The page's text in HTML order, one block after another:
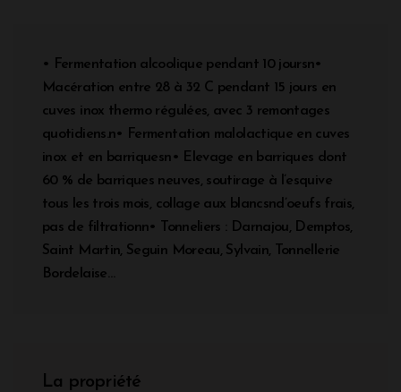
• Fermentation alcoolique pendant 10 joursn•
Macération entre 28 à 32 C pendant 15 jours en
cuves inox thermo régulées, avec 3 remontages
quotidiens.n• Fermentation malolactique en cuves
inox et en barriquesn• Elevage en barriques dont
60 % de barriques neuves, soutirage à l’esquive
tous les trois mois, collage aux blancsnd’oeufs frais,
pas de filtrationn• Tonneliers : Darnajou, Demptos,
Saint Martin, Seguin Moreau, Sylvain, Tonnellerie
Bordelaise…
La propriété